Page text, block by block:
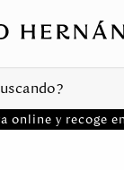
online y recoge